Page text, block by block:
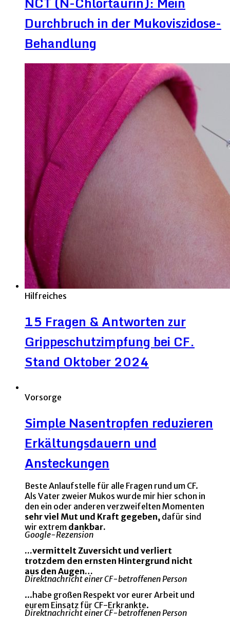
Durchbruch in der Mukoviszidose-
Behandlung
Hilfreiches
15 Fragen & Antworten zur
Grippeschutzimpfung bei CF.
Stand Oktober 2024
Vorsorge
Simple Nasentropfen reduzieren
Erkältungsdauern und
Ansteckungen
Beste Anlaufstelle für alle Fragen rund um CF.
Als Vater zweier Mukos wurde mir hier schon in
den ein oder anderen verzweifelten Momenten
sehr viel Mut und Kraft gegeben, dafür sind
wir extrem dankbar.
Google-Rezension
...vermittelt Zuversicht und verliert
trotzdem den ernsten Hintergrund nicht
aus den Augen…
Direktnachricht einer CF-betroffenen Person
...habe großen Respekt vor eurer Arbeit und
eurem Einsatz für CF-Erkrankte.
Direktnachricht einer CF-betroffenen Person